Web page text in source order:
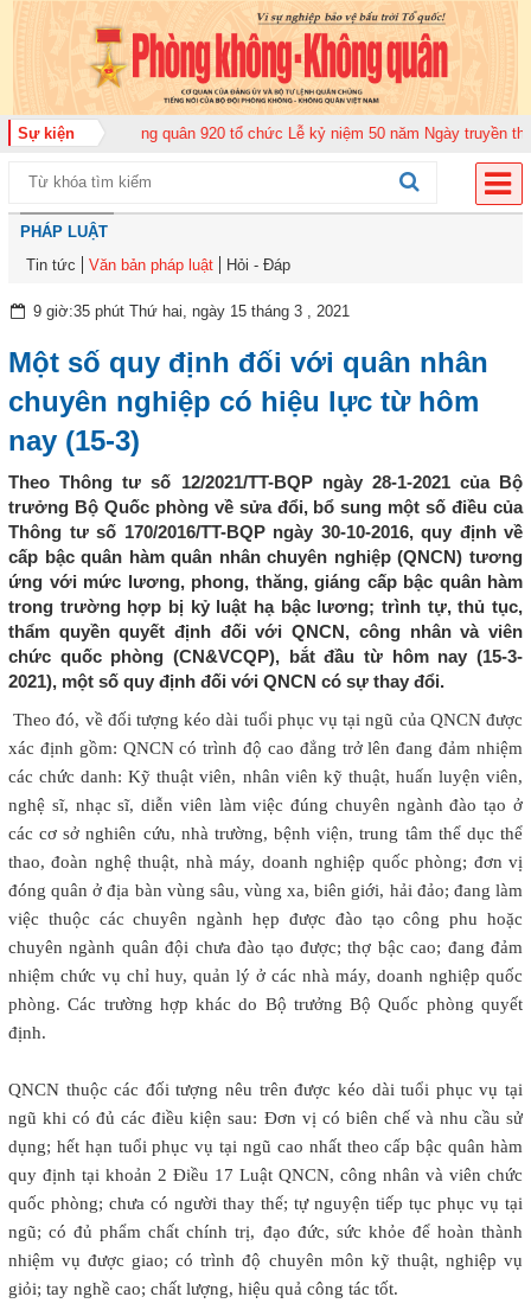
Sự kiện
Trung đoàn Không quân 920 tổ chức Lễ kỷ niệm 50 năm Ngày truyền thống
PHÁP LUẬT
Tin tức
Văn bản pháp luật Hỏi - Đáp
9 giờ:35 phút Thứ hai, ngày 15 tháng 3 , 2021
Một số quy định đối với quân nhân
chuyên nghiệp có hiệu lực từ hôm
nay (15-3)
Theo Thông tư số 12/2021/TT-BQP ngày 28-1-2021 của Bộ
trưởng Bộ Quốc phòng về sửa đổi, bổ sung một số điều của
Thông tư số 170/2016/TT-BQP ngày 30-10-2016, quy định về
cấp bậc quân hàm quân nhân chuyên nghiệp (QNCN) tương
ứng với mức lương, phong, thăng, giáng cấp bậc quân hàm
trong trường hợp bị kỷ luật hạ bậc lương; trình tự, thủ tục,
thẩm quyền quyết định đối với QNCN, công nhân và viên
chức quốc phòng (CN&VCQP), bắt đầu từ hôm nay (15-3-
2021), một số quy định đối với QNCN có sự thay đổi.
Theo đó, về đối tượng kéo dài tuổi phục vụ tại ngũ của QNCN được
xác định gồm: QNCN có trình độ cao đẳng trở lên đang đảm nhiệm
các chức danh: Kỹ thuật viên, nhân viên kỹ thuật, huấn luyện viên,
nghệ sĩ, nhạc sĩ, diễn viên làm việc đúng chuyên ngành đào tạo ở
các cơ sở nghiên cứu, nhà trường, bệnh viện, trung tâm thể dục thể
thao, đoàn nghệ thuật, nhà máy, doanh nghiệp quốc phòng; đơn vị
đóng quân ở địa bàn vùng sâu, vùng xa, biên giới, hải đảo; đang làm
việc thuộc các chuyên ngành hẹp được đào tạo công phu hoặc
chuyên ngành quân đội chưa đào tạo được; thợ bậc cao; đang đảm
nhiệm chức vụ chỉ huy, quản lý ở các nhà máy, doanh nghiệp quốc
phòng. Các trường hợp khác do Bộ trưởng Bộ Quốc phòng quyết
định.
QNCN thuộc các đối tượng nêu trên được kéo dài tuổi phục vụ tại
ngũ khi có đủ các điều kiện sau: Đơn vị có biên chế và nhu cầu sử
dụng; hết hạn tuổi phục vụ tại ngũ cao nhất theo cấp bậc quân hàm
quy định tại khoản 2 Điều 17 Luật QNCN, công nhân và viên chức
quốc phòng; chưa có người thay thế; tự nguyện tiếp tục phục vụ tại
ngũ; có đủ phẩm chất chính trị, đạo đức, sức khỏe để hoàn thành
nhiệm vụ được giao; có trình độ chuyên môn kỹ thuật, nghiệp vụ
giỏi; tay nghề cao; chất lượng, hiệu quả công tác tốt.